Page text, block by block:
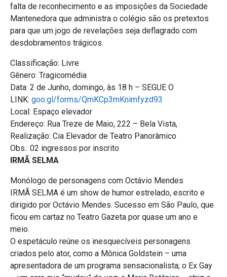
falta de reconhecimento e as imposições da Sociedade
Mantenedora que administra o colégio são os pretextos
para que um jogo de revelações seja deflagrado com
desdobramentos trágicos.
Classificação: Livre
Gênero: Tragicomédia
Data: 2 de Junho, domingo, às 18 h – SEGUE O
LINK: goo.gl/forms/QmKCp3mKnimfyzd93
Local: Espaço elevador
Endereço: Rua Treze de Maio, 222 – Bela Vista,
Realização: Cia Elevador de Teatro Panorâmico
Obs.: 02 ingressos por inscrito
IRMÃ SELMA
Monólogo de personagens com Octávio Mendes
IRMÃ SELMA é um show de humor estrelado, escrito e
dirigido por Octávio Mendes. Sucesso em São Paulo, que
ficou em cartaz no Teatro Gazeta por quase um ano e
meio.
O espetáculo reúne os inesquecíveis personagens
criados pelo ator, como a Mônica Goldstein – uma
apresentadora de um programa sensacionalista; o Ex Gay